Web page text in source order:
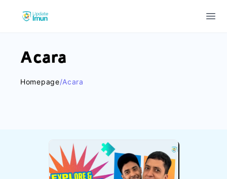
Update Imun
Acara
Homepage/acara